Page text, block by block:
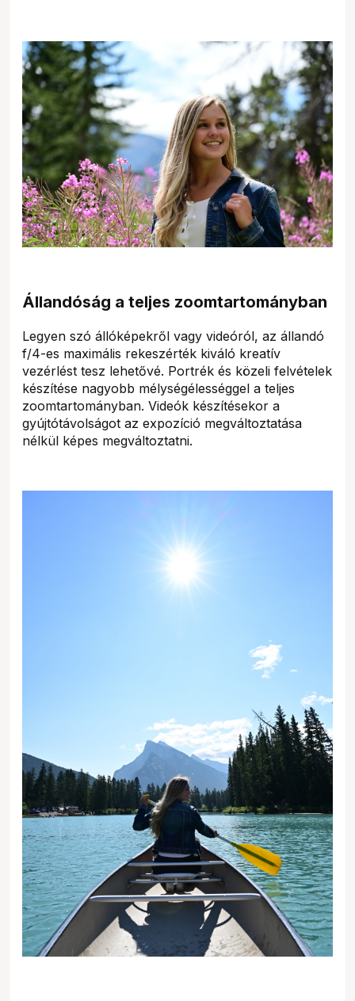
Állandóság a teljes zoomtartományban
Legyen szó állóképekről vagy videóról, az állandó
f/4-es maximális rekeszérték kiváló kreatív
vezérlést tesz lehetővé. Portrék és közeli felvételek
készítése nagyobb mélységélességgel a teljes
zoomtartományban. Videók készítésekor a
gyújtótávolságot az expozíció megváltoztatása
nélkül képes megváltoztatni.